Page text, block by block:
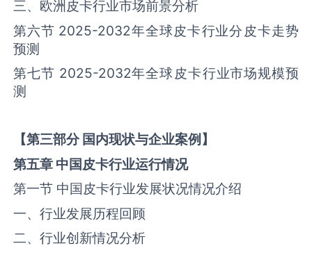
三、欧洲‌‌皮卡‌‌‌行业市场前景分析
第六节 2025-2032年全球‌‌皮卡‌‌‌行业分‌皮卡‌‌走势
预测
第七节 2025-2032年全球‌‌皮卡‌‌‌行业市场规模预
测
【第三部分 国内现状与企业案例】
第五章 中国皮卡行业运行情况
第一节 中国‌‌皮卡‌‌‌行业发展状况情况介绍
一、行业发展历程回顾
二、行业创新情况分析